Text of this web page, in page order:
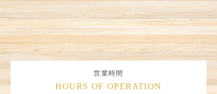
営業時間
HOURS OF OPERATION